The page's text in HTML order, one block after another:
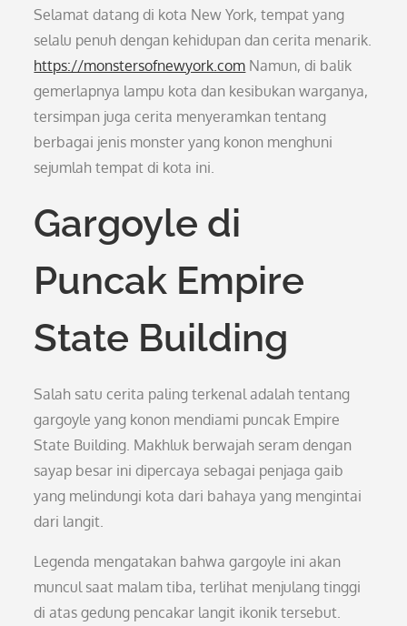
Selamat datang di kota New York, tempat yang
selalu penuh dengan kehidupan dan cerita menarik.
https://monstersofnewyork.com Namun, di balik
gemerlapnya lampu kota dan kesibukan warganya,
tersimpan juga cerita menyeramkan tentang
berbagai jenis monster yang konon menghuni
sejumlah tempat di kota ini.
Gargoyle di
Puncak Empire
State Building
Salah satu cerita paling terkenal adalah tentang
gargoyle yang konon mendiami puncak Empire
State Building. Makhluk berwajah seram dengan
sayap besar ini dipercaya sebagai penjaga gaib
yang melindungi kota dari bahaya yang mengintai
dari langit.
Legenda mengatakan bahwa gargoyle ini akan
muncul saat malam tiba, terlihat menjulang tinggi
di atas gedung pencakar langit ikonik tersebut.